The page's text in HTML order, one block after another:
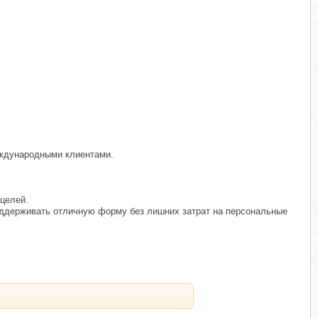
клиентами.
отличную форму без лишних затрат на персональные